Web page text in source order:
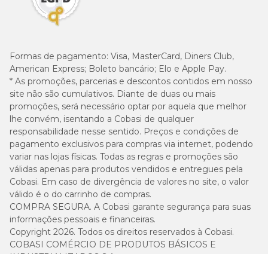
Formas de pagamento: Visa, MasterCard, Diners Club,
American Express; Boleto bancário; Elo e Apple Pay.
* As promoções, parcerias e descontos contidos em nosso
site não são cumulativos. Diante de duas ou mais
promoções, será necessário optar por aquela que melhor
lhe convém, isentando a Cobasi de qualquer
responsabilidade nesse sentido. Preços e condições de
pagamento exclusivos para compras via internet, podendo
variar nas lojas físicas. Todas as regras e promoções são
válidas apenas para produtos vendidos e entregues pela
Cobasi. Em caso de divergência de valores no site, o valor
válido é o do carrinho de compras.
COMPRA SEGURA. A Cobasi garante segurança para suas
informações pessoais e financeiras.
Copyright 2026. Todos os direitos reservados à Cobasi.
COBASI COMÉRCIO DE PRODUTOS BÁSICOS E